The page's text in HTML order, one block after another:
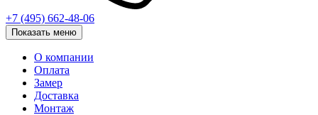
+7 (495) 662-48-06
Показать меню
О компании
Оплата
Замер
Доставка
Монтаж